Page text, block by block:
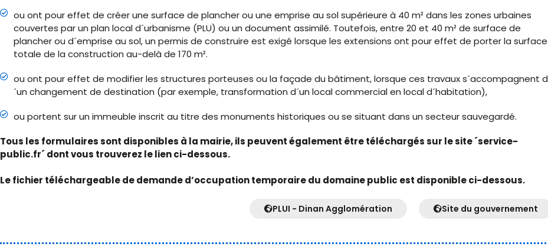
ou ont pour effet de créer une surface de plancher ou une emprise au sol supérieure à 40 m² dans les zones urbaines
couvertes par un plan local d´urbanisme (PLU) ou un document assimilé. Toutefois, entre 20 et 40 m² de surface de
plancher ou d´emprise au sol, un permis de construire est exigé lorsque les extensions ont pour effet de porter la surface
totale de la construction au-delà de 170 m².
ou ont pour effet de modifier les structures porteuses ou la façade du bâtiment, lorsque ces travaux s´accompagnent d
´un changement de destination (par exemple, transformation d´un local commercial en local d´habitation),
ou portent sur un immeuble inscrit au titre des monuments historiques ou se situant dans un secteur sauvegardé.
Tous les formulaires sont disponibles à la mairie, ils peuvent également être téléchargés sur le site ´service-
public.fr´ dont vous trouverez le lien ci-dessous.
Le fichier téléchargeable de demande d’occupation temporaire du domaine public est disponible ci-dessous.
PLUI - Dinan Agglomération Site du gouvernement